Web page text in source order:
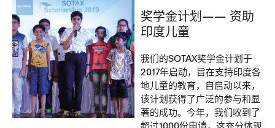
奖学金计划—— 资助
印度儿童
我们的SOTAX奖学金计划于
2017年启动，旨在支持印度各
地儿童的教育，自启动以来，
该计划获得了广泛的参与和显
著的成功。今年，我们收到了
超过1000份申请，这充分体现